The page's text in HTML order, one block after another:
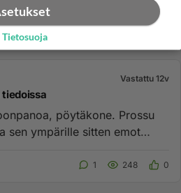
Vastattu 12v
pöytäkone. Prossu
sen ympärille sitten emot
1 248 0
Tietosuoja